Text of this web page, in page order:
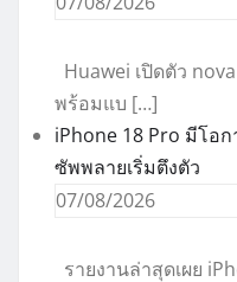
Huawei เปิดตัว
พร้อมแบ […]
iPhone 18 Pro มีโอ
ซัพพลายเริ่มตึงตัว
07/08/2026
รายงานล่าสุดเผย